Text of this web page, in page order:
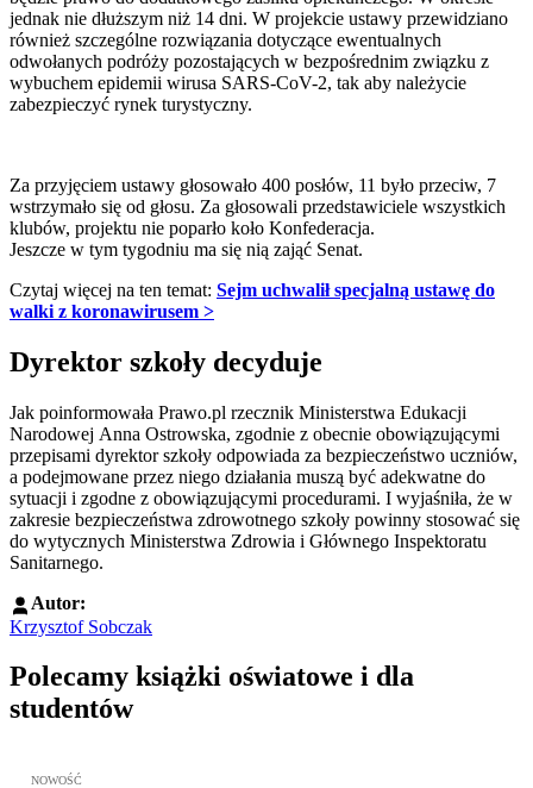
jednak nie dłuższym niż 14 dni. W projekcie ustawy przewidziano
również szczególne rozwiązania dotyczące ewentualnych
odwołanych podróży pozostających w bezpośrednim związku z
wybuchem epidemii wirusa SARS-CoV-2, tak aby należycie
zabezpieczyć rynek turystyczny.
Za przyjęciem ustawy głosowało 400 posłów, 11 było przeciw, 7
wstrzymało się od głosu. Za głosowali przedstawiciele wszystkich
klubów, projektu nie poparło koło Konfederacja.
Jeszcze w tym tygodniu ma się nią zająć Senat.
Czytaj więcej na ten temat: Sejm uchwalił specjalną ustawę do
walki z koronawirusem >
Dyrektor szkoły decyduje
Jak poinformowała Prawo.pl rzecznik Ministerstwa Edukacji
Narodowej Anna Ostrowska, zgodnie z obecnie obowiązującymi
przepisami dyrektor szkoły odpowiada za bezpieczeństwo uczniów,
a podejmowane przez niego działania muszą być adekwatne do
sytuacji i zgodne z obowiązującymi procedurami. I wyjaśniła, że w
zakresie bezpieczeństwa zdrowotnego szkoły powinny stosować się
do wytycznych Ministerstwa Zdrowia i Głównego Inspektoratu
Sanitarnego.
Autor:
Krzysztof Sobczak
Polecamy książki oświatowe i dla
studentów
Przejdź do: Wykładowcy doskonali. Podręcznik nauczycieli
NOWOŚĆ